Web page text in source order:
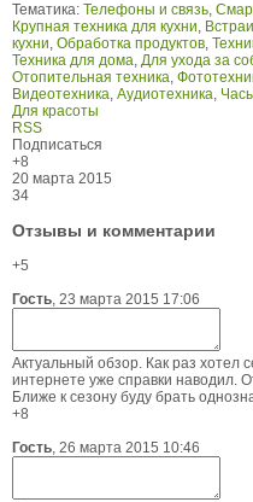
Тематика: Телефоны и связь,
Крупная техника для кухни,
кухни, Обработка продуктов,
Техника для дома, Для ухода за
Отопительная техника,
Видеотехника, Аудиотехника,
Для красоты
RSS
Подписаться
+8
20 марта 2015
34
Отзывы и комментарии
+5
Гость, 23 марта 2015 17:06
Актуальный обзор. Как раз хотел
интернете уже справки наводил.
Ближе к сезону буду брать
+8
Гость, 26 марта 2015 10:46